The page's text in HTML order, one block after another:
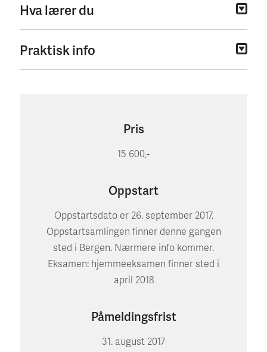
Hva lærer du
Praktisk info
Pris
15 600,-
Oppstart
Oppstartsdato er 26. september 2017.
Oppstartsamlingen finner denne gangen
sted i Bergen. Nærmere info kommer.
Eksamen: hjemmeeksamen finner sted i
april 2018
Påmeldingsfrist
31. august 2017